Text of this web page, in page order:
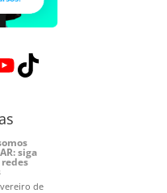
TikTok
siga
redes
de